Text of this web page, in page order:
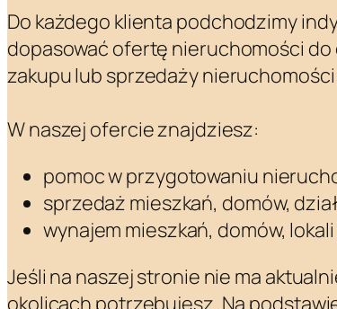
Do każdego klienta podchodzimy
dopasować ofertę nieruchomości do
zakupu lub sprzedaży
W naszej ofercie znajdziesz:
pomoc w przygotowaniu
sprzedaż mieszkań, domów,
wynajem mieszkań, domów,
Jeśli na naszej stronie nie ma
okolicach potrzebujesz. Na